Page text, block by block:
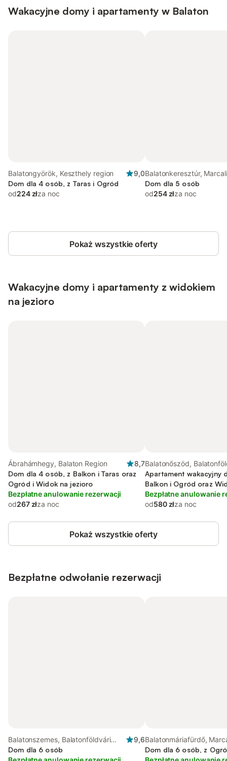
Wakacyjne domy i apartamenty w Balaton
Balatongyörök, Keszthely region
9,0
Dom dla 4 osób, z Taras i Ogród
od224 złza noc
Balatonkeresztúr,
Dom dla 5 osób
od254 złza noc
Pokaż wszystkie oferty
Wakacyjne domy i apartamenty z widokiem
na jezioro
Ábrahámhegy, Balaton Region
8,7
Dom dla 4 osób, z Balkon i Taras oraz
Ogród i Widok na jezioro
Bezpłatne anulowanie rezerwacji
od267 złza noc
Balatonőszöd,
region
Apartament wakacyjny
Balkon i Ogród oraz
Bezpłatne anulowanie
od580 złza noc
Pokaż wszystkie oferty
Bezpłatne odwołanie rezerwacji
Balatonszemes, Balatonföldvári
region
9,6
Dom dla 6 osób
Balatonmáriafürdő,
Dom dla 6 osób, z